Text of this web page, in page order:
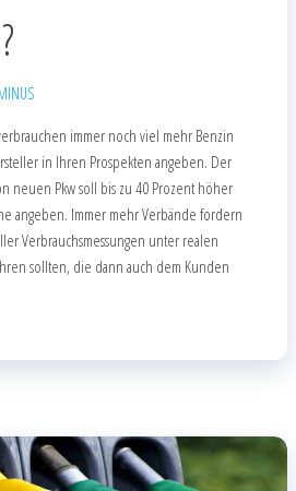
immer noch viel mehr Benzin
in Ihren Prospekten angeben. Der
neuen Pkw soll bis zu 40 Prozent höher
angeben. Immer mehr Verbände fordern
Verbrauchsmessungen unter realen
sollten, die dann auch dem Kunden